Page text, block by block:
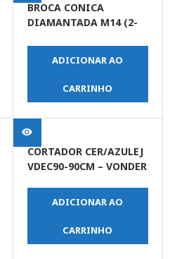
BROCA CONICA
DIAMANTADA M14 (2-
ADICIONAR AO
CARRINHO
CORTADOR CER/AZULEJ
VDEC90-90CM – VONDER
ADICIONAR AO
CARRINHO